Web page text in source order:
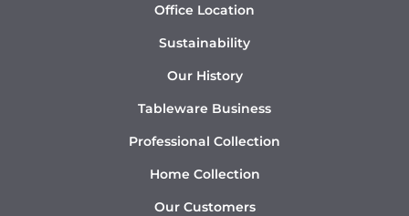
Office Location
Sustainability
Our History
Tableware Business
Professional Collection
Home Collection
Our Customers